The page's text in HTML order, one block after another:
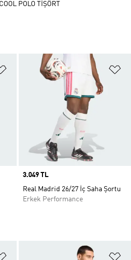
Favori Listesine Ekle
Price
3.049 TL
Real Madrid 26/27 İç Saha Şortu
Erkek Performance
Favori Listesine Ekle
POLO TİŞÖRT